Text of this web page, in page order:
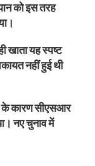
को इस तरह
खाता यह स्पष्ट
नहीं हुई थी
के कारण सीएसआर
नए चुनाव में